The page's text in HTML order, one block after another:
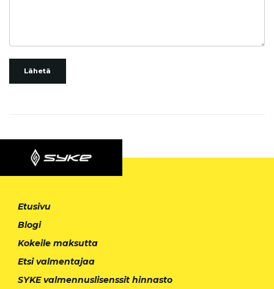
Lähetä
Etusivu
Blogi
Kokeile maksutta
Etsi valmentajaa
SYKE valmennuslisenssit hinnasto